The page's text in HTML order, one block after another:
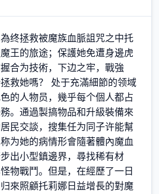
终拯救被魔族血脈詛咒之中托
王的旅途；保護她免遭身邊虎
合为技術，下边之牢，戰強
救她嗎？ 处于充滿細節的领域
的人物员，幾乎每个個人都占
。通過製搞物品和升級裝備來
民交談，搜集任为同子许能幫
为她的病情形會隨著體內魔血
出小型鎮邊界，尋找稀有材
物戰鬥。但是，在經歷了一日
來照顧托莉娜日益增長的對魔